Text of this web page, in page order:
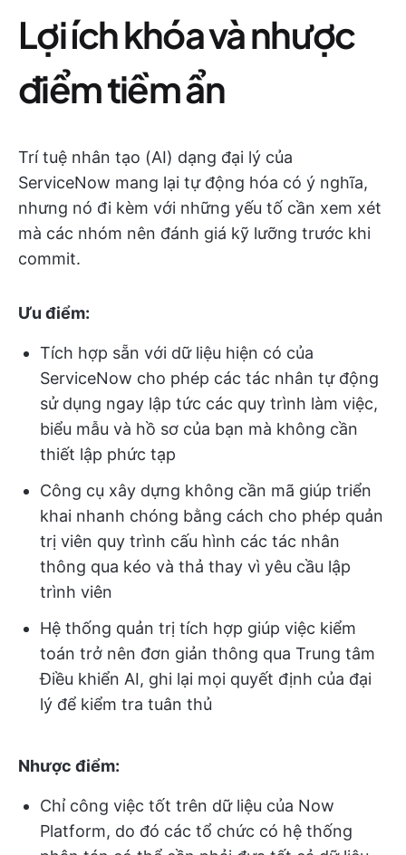
Lợi ích khóa và nhược
điểm tiềm ẩn
Trí tuệ nhân tạo (AI) dạng đại lý của
ServiceNow mang lại tự động hóa có ý nghĩa,
nhưng nó đi kèm với những yếu tố cần xem xét
mà các nhóm nên đánh giá kỹ lưỡng trước khi
commit.
Ưu điểm:
Tích hợp sẵn với dữ liệu hiện có của
ServiceNow cho phép các tác nhân tự động
sử dụng ngay lập tức các quy trình làm việc,
biểu mẫu và hồ sơ của bạn mà không cần
thiết lập phức tạp
Công cụ xây dựng không cần mã giúp triển
khai nhanh chóng bằng cách cho phép quản
trị viên quy trình cấu hình các tác nhân
thông qua kéo và thả thay vì yêu cầu lập
trình viên
Hệ thống quản trị tích hợp giúp việc kiểm
toán trở nên đơn giản thông qua Trung tâm
Điều khiển AI, ghi lại mọi quyết định của đại
lý để kiểm tra tuân thủ
Nhược điểm:
Chỉ công việc tốt trên dữ liệu của Now
Platform, do đó các tổ chức có hệ thống